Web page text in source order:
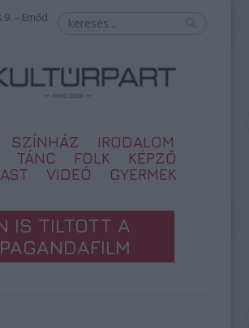
– Emőd
SZÍNHÁZ
IRODALOM
TÁNC FOLK
KÉPZŐ
VIDEÓ GYERMEK
IS TILTOTT A